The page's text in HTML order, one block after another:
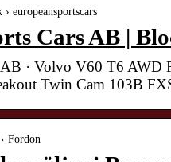
europeansportscars
Cars AB |
AB · Volvo V60 T6 AWD
Twin Cam 103B
Fordon